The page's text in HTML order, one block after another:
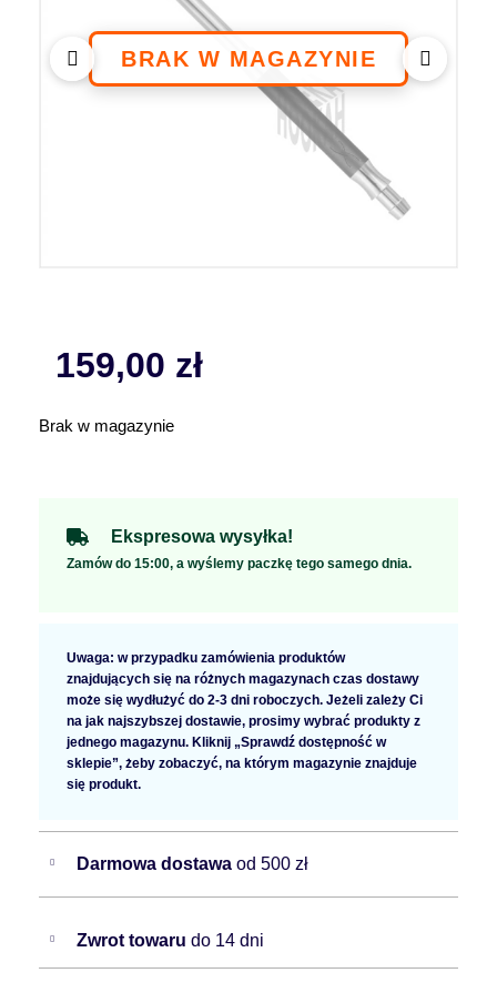
159,00 zł
Brak w magazynie
Ekspresowa wysyłka!
Zamów do 15:00, a wyślemy paczkę tego samego dnia.
Uwaga: w przypadku zamówienia produktów
znajdujących się na różnych magazynach czas dostawy
może się wydłużyć do 2-3 dni roboczych. Jeżeli zależy Ci
na jak najszybszej dostawie, prosimy wybrać produkty z
jednego magazynu. Kliknij „Sprawdź dostępność w
sklepie”, żeby zobaczyć, na którym magazynie znajduje
się produkt.
Darmowa dostawa od 500 zł
Zwrot towaru do 14 dni